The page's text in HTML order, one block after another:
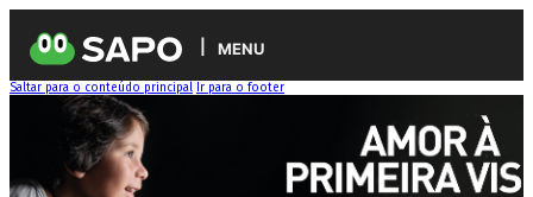
MENU
Saltar para o conteúdo principal Ir para o footer